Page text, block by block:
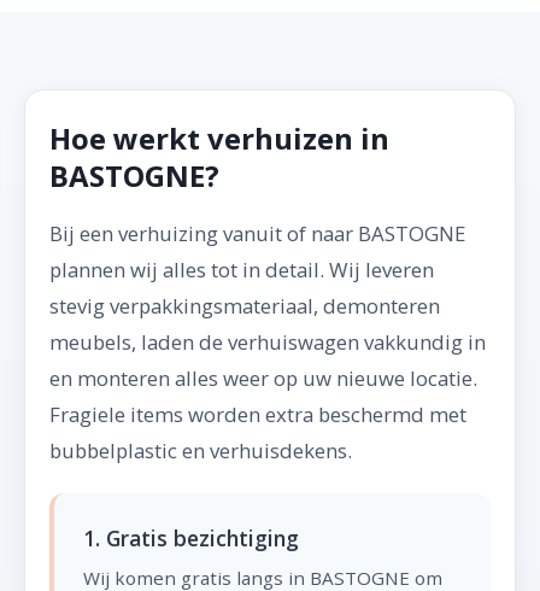
Hoe werkt verhuizen in
BASTOGNE?
Bij een verhuizing vanuit of naar BASTOGNE
plannen wij alles tot in detail. Wij leveren
stevig verpakkingsmateriaal, demonteren
meubels, laden de verhuiswagen vakkundig in
en monteren alles weer op uw nieuwe locatie.
Fragiele items worden extra beschermd met
bubbelplastic en verhuisdekens.
1. Gratis bezichtiging
Wij komen gratis langs in BASTOGNE om